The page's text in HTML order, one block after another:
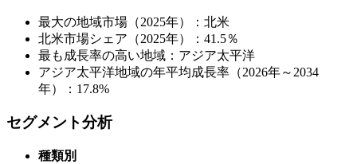
最大の地域市場（2025年）：北米
北米市場シェア（2025年）：41.5％
最も成長率の高い地域：アジア太平洋
アジア太平洋地域の年平均成長率（2026年～2034
年）：17.8%
セグメント分析
種類別